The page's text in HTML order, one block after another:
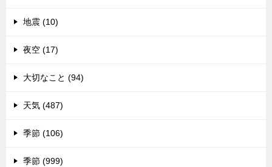
地震 (10)
夜空 (17)
大切なこと (94)
天気 (487)
季節 (106)
季節 (999)